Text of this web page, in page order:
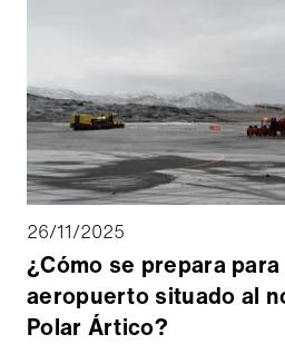
26/11/2025
¿Cómo se prepara
aeropuerto situado al
Polar Ártico?